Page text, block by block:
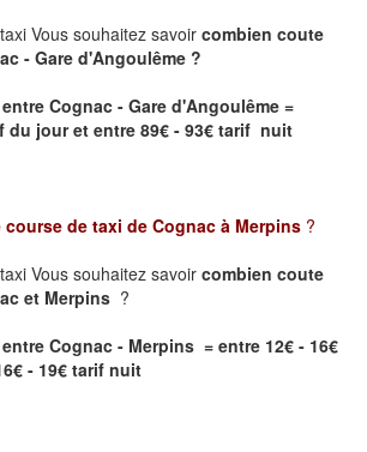
Vous souhaitez savoir combien coute
- Gare d'Angoulême ?
Cognac - Gare d'Angoulême =
du jour et entre 89€ - 93€ tarif nuit
de taxi de Cognac à Merpins ?
Vous souhaitez savoir combien coute
et Merpins ?
Cognac - Merpins = entre 12€ - 16€
- 19€ tarif nuit